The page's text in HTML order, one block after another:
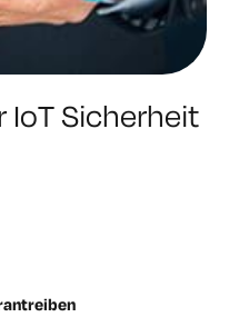
IoT Sicherheit